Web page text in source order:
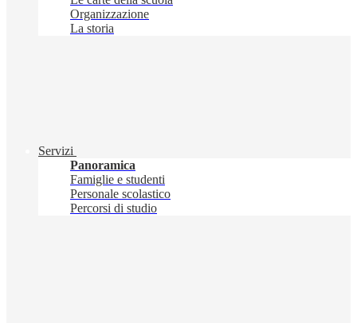
Organizzazione
La storia
Servizi
Panoramica
Famiglie e studenti
Personale scolastico
Percorsi di studio